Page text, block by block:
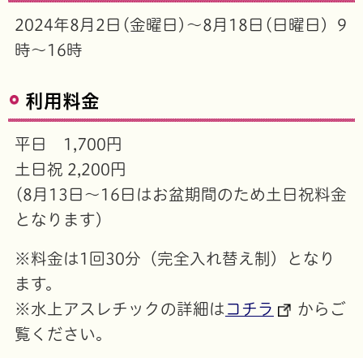
2024年8月2日(金曜日)～8月18日(日曜日) 9
時～16時
利用料金
平日 1,700円
土日祝 2,200円
(8月13日～16日はお盆期間のため土日祝料金
となります)
※料金は1回30分（完全入れ替え制）となり
ます。
※水上アスレチックの詳細は コチラ
からご
覧ください。